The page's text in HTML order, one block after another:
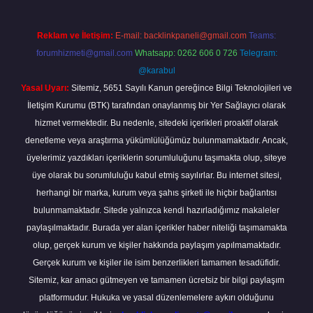
Reklam ve İletişim: E-mail: backlinkpaneli@gmail.com Teams:
forumhizmeti@gmail.com Whatsapp: 0262 606 0 726 Telegram:
@karabul
Yasal Uyarı: Sitemiz, 5651 Sayılı Kanun gereğince Bilgi Teknolojileri ve
İletişim Kurumu (BTK) tarafından onaylanmış bir Yer Sağlayıcı olarak
hizmet vermektedir. Bu nedenle, sitedeki içerikleri proaktif olarak
denetleme veya araştırma yükümlülüğümüz bulunmamaktadır. Ancak,
üyelerimiz yazdıkları içeriklerin sorumluluğunu taşımakta olup, siteye
üye olarak bu sorumluluğu kabul etmiş sayılırlar. Bu internet sitesi,
herhangi bir marka, kurum veya şahıs şirketi ile hiçbir bağlantısı
bulunmamaktadır. Sitede yalnızca kendi hazırladığımız makaleler
paylaşılmaktadır. Burada yer alan içerikler haber niteliği taşımamakta
olup, gerçek kurum ve kişiler hakkında paylaşım yapılmamaktadır.
Gerçek kurum ve kişiler ile isim benzerlikleri tamamen tesadüfidir.
Sitemiz, kar amacı gütmeyen ve tamamen ücretsiz bir bilgi paylaşım
platformudur. Hukuka ve yasal düzenlemelere aykırı olduğunu